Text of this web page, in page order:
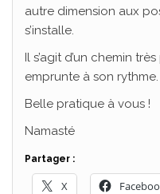
autre dimension aux
s’installe.
Il s’agit d’un chemin
emprunte à son rythme.
Belle pratique à vous !
Namasté
Partager :
X